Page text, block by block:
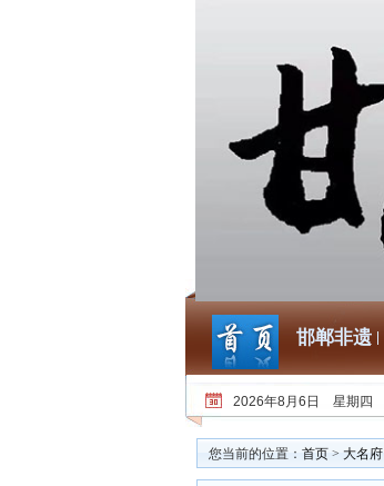
邯郸非遗
2026年8月6日 星期四
您当前的位置： 首页 > 大名府